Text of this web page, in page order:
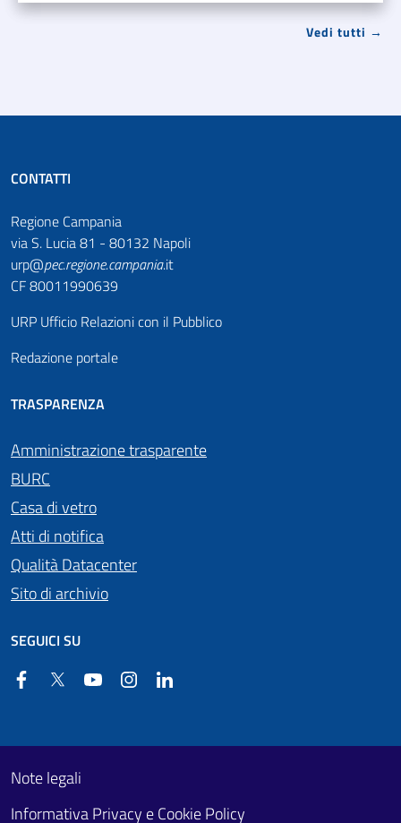
Vedi tutti →
CONTATTI
Regione Campania
via S. Lucia 81 - 80132 Napoli
urp@pec.regione.campania.it
CF 80011990639
URP Ufficio Relazioni con il Pubblico
Redazione portale
TRASPARENZA
Amministrazione trasparente
BURC
Casa di vetro
Atti di notifica
Qualità Datacenter
Sito di archivio
SEGUICI SU
FacebookTwitter YouTube Instagram
Footer First
Useful links section
Note legali
Informativa Privacy e Cookie Policy